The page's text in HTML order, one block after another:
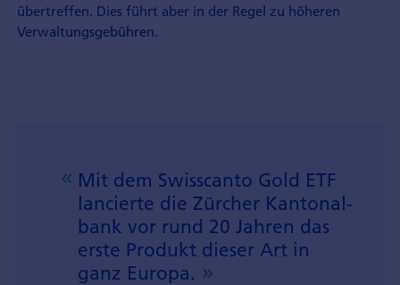
übertreffen. Dies führt aber in der Regel zu höheren
Verwaltungsgebühren.
Mit dem Swisscanto Gold ETF
lancierte die Zürcher Kantonal­
bank vor rund 20 Jahren das
erste Produkt dieser Art in
ganz Europa.